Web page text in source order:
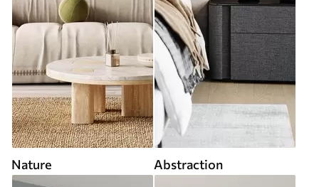
Nature Abstraction